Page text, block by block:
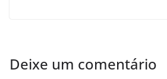
Deixe um comentário